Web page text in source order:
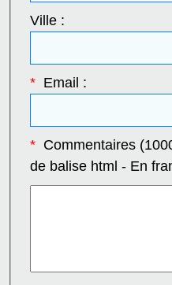
Ville :
*Email :
*Commentaires
de balise html - En